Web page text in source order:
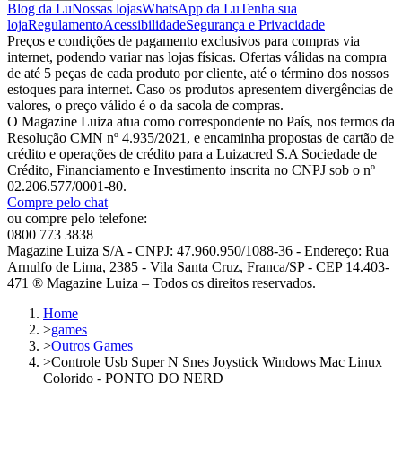
Blog da LuNossas lojasWhatsApp da LuTenha sua
lojaRegulamentoAcessibilidadeSegurança e Privacidade
Preços e condições de pagamento exclusivos para compras via
internet, podendo variar nas lojas físicas. Ofertas válidas na compra
de até 5 peças de cada produto por cliente, até o término dos nossos
estoques para internet. Caso os produtos apresentem divergências de
valores, o preço válido é o da sacola de compras.
O Magazine Luiza atua como correspondente no País, nos termos da
Resolução CMN nº 4.935/2021, e encaminha propostas de cartão de
crédito e operações de crédito para a Luizacred S.A Sociedade de
Crédito, Financiamento e Investimento inscrita no CNPJ sob o nº
02.206.577/0001-80.
Compre pelo chat
ou compre pelo telefone:
0800 773 3838
Magazine Luiza S/A - CNPJ: 47.960.950/1088-36 - Endereço: Rua
Arnulfo de Lima, 2385 - Vila Santa Cruz, Franca/SP - CEP 14.403-
471 ® Magazine Luiza – Todos os direitos reservados.
Home
>games
>Outros Games
>Controle Usb Super N Snes Joystick Windows Mac Linux
Colorido - PONTO DO NERD